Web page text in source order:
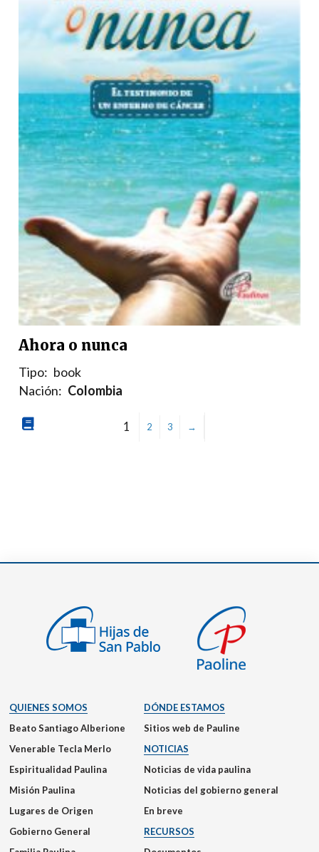
Ahora o nunca
Tipo: book
Nación: Colombia
1 2 3 →
QUIENES SOMOS
Beato Santiago Alberione
Venerable Tecla Merlo
Espiritualidad Paulina
Misión Paulina
Lugares de Origen
Gobierno General
DÓNDE ESTAMOS
Sitios web de Pauline
NOTICIAS
Noticias de vida paulina
Noticias del gobierno general
En breve
RECURSOS